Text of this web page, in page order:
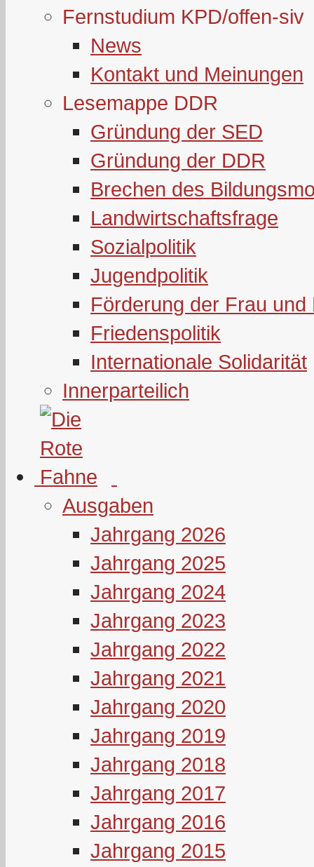
Fernstudium KPD/offen-siv
News
Kontakt und Meinungen
Lesemappe DDR
Gründung der SED
Gründung der DDR
Brechen des
Landwirtschaftsfrage
Sozialpolitik
Jugendpolitik
Förderung der Frau und
Friedenspolitik
Internationale Solidarität
Innerparteilich
Ausgaben
Jahrgang 2026
Jahrgang 2025
Jahrgang 2024
Jahrgang 2023
Jahrgang 2022
Jahrgang 2021
Jahrgang 2020
Jahrgang 2019
Jahrgang 2018
Jahrgang 2017
Jahrgang 2016
Jahrgang 2015